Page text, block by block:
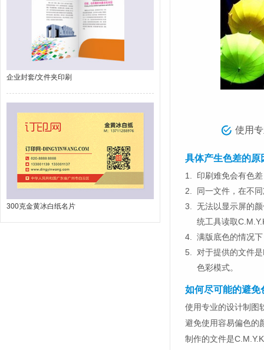
企业封套/文件夹印刷
300克金黄冰白纸名片
使用
具体产生色差的原
1.
印刷难免会有色
2.
同一文件，在不
3.
无法以显示屏的
统工具读取
4.
满版底色的情况
5.
对于提供的文件
色彩模式。
如何尽可能的避免
使用专业的设计制图
避免使用容易偏色的
制作的文件是